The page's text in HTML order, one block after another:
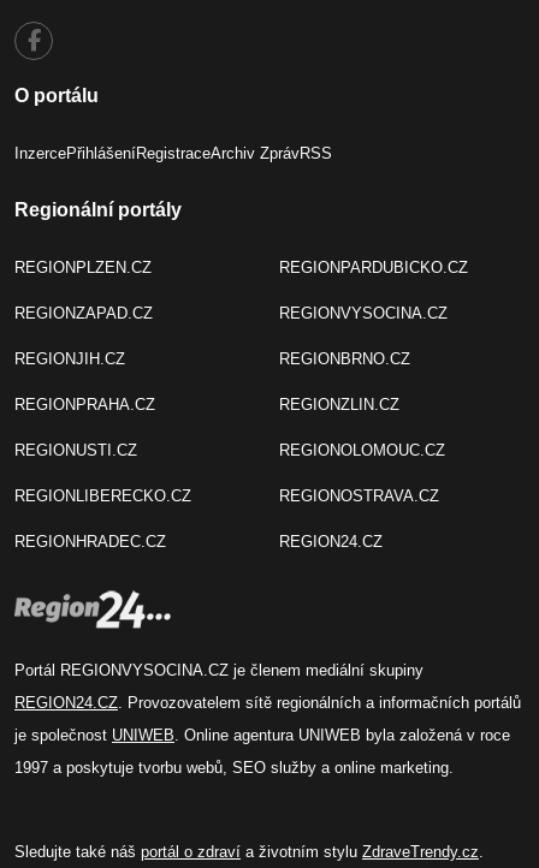
O portálu
InzercePřihlášeníRegistraceArchiv ZprávRSS
Regionální portály
REGIONPLZEN.CZ
REGIONZAPAD.CZ
REGIONJIH.CZ
REGIONPRAHA.CZ
REGIONUSTI.CZ
REGIONLIBERECKO.CZ
REGIONHRADEC.CZ
REGIONPARDUBICKO.CZ
REGIONVYSOCINA.CZ
REGIONBRNO.CZ
REGIONZLIN.CZ
REGIONOLOMOUC.CZ
REGIONOSTRAVA.CZ
REGION24.CZ
Portál REGIONVYSOCINA.CZ je členem mediální skupiny
REGION24.CZ . Provozovatelem sítě regionálních a informačních portálů
je společnost UNIWEB . Online agentura UNIWEB byla založená v roce
1997 a poskytuje tvorbu webů, SEO služby a online marketing.
Sledujte také náš portál o zdraví a životním stylu ZdraveTrendy.cz